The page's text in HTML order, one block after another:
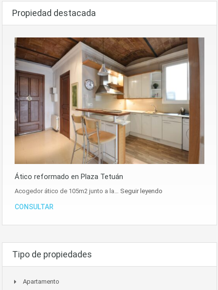
Propiedad destacada
Ático reformado en Plaza Tetuán
Acogedor ático de 105m2 junto a la… Seguir leyendo
CONSULTAR
Tipo de propiedades
Apartamento